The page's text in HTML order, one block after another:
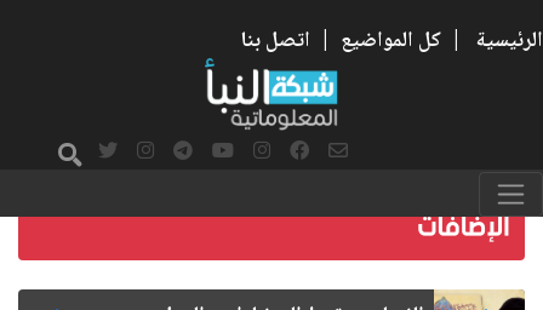
الرئيسية | كل المواضيع | اتصل بنا